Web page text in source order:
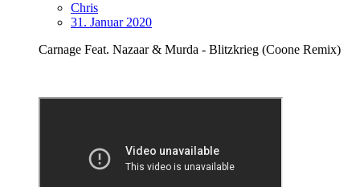
Chris
31. Januar 2020
Carnage Feat. Nazaar & Murda - Blitzkrieg (Coone Remix)